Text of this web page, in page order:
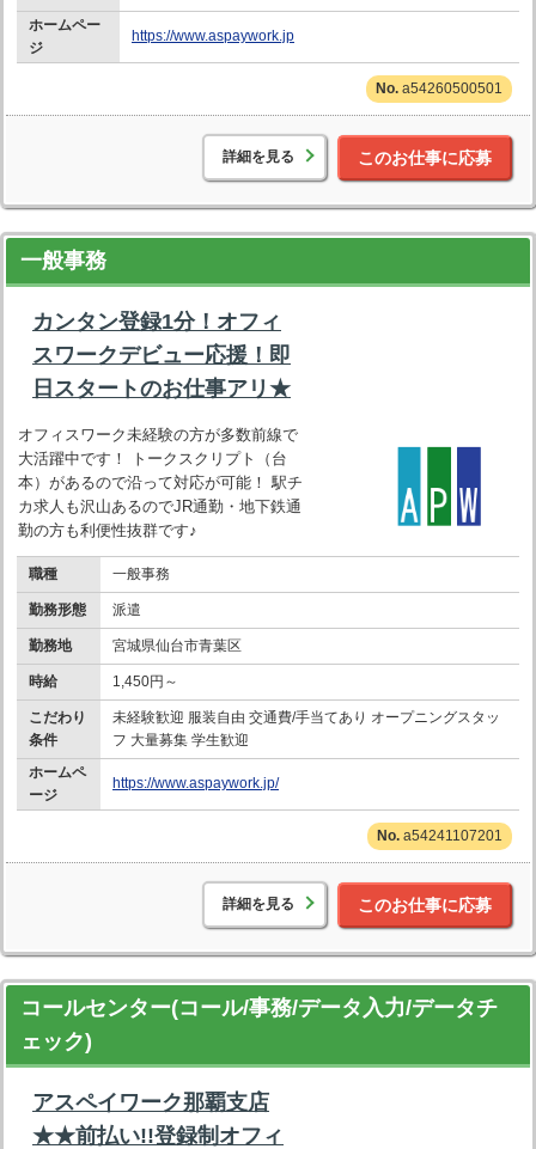
ホームペー
ジ
https://www.aspaywork.jp
a54260500501
詳細を見る このお仕事に応募
一般事務
カンタン登録1分！オフィ
スワークデビュー応援！即
日スタートのお仕事アリ★
オフィスワーク未経験の方が多数前線で
大活躍中です！ トークスクリプト（台
本）があるので沿って対応が可能！ 駅チ
カ求人も沢山あるのでJR通勤・地下鉄通
勤の方も利便性抜群です♪
職種 一般事務
勤務形態 派遣
勤務地 宮城県仙台市青葉区
時給 1,450円～
こだわり
条件
未経験歓迎 服装自由 交通費/手当てあり オープニングスタッ
フ 大量募集 学生歓迎
ホームペ
ージ
https://www.aspaywork.jp/
a54241107201
詳細を見る このお仕事に応募
コールセンター(コール/事務/データ入力/データチ
ェック)
アスペイワーク那覇支店
★★前払い!!登録制オフィ